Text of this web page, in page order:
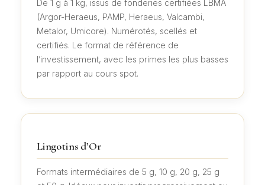
De 1 g à 1 kg, issus de fonderies certifiées LBMA
(Argor-Heraeus, PAMP, Heraeus, Valcambi,
Metalor, Umicore). Numérotés, scellés et
certifiés. Le format de référence de
l’investissement, avec les primes les plus basses
par rapport au cours spot.
Lingotins d’Or
Formats intermédiaires de 5 g, 10 g, 20 g, 25 g